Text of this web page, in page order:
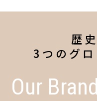
歴
3つのグ
Our